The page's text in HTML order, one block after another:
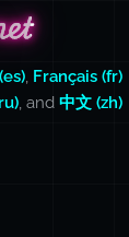
Français (fr)
, and 中文 (zh)